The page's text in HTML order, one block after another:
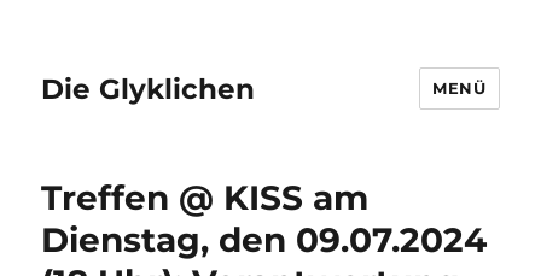
Die Glyklichen MENÜ
Treffen @ KISS am
Dienstag, den 09.07.2024